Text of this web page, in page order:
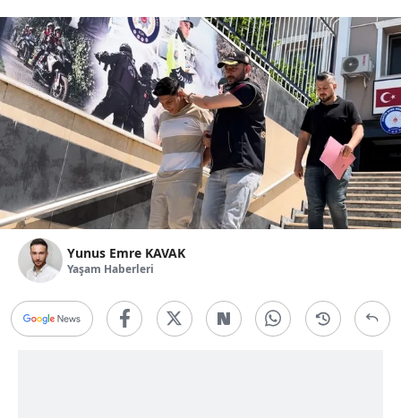
Yunus Emre KAVAK
Yaşam Haberleri